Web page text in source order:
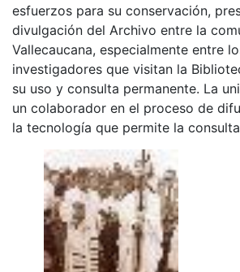
esfuerzos para su conservación,
divulgación del Archivo entre la
Vallecaucana, especialmente entre
investigadores que visitan la
su uso y consulta permanente. La
un colaborador en el proceso de
la tecnología que permite la